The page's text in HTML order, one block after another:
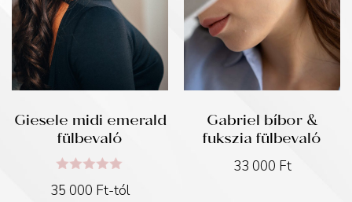
Giesele midi emerald
fülbevaló
Értékelés:
5.00
35 000 Ft-tól
Gabriel bíbor &
fukszia fülbevaló
33 000 Ft